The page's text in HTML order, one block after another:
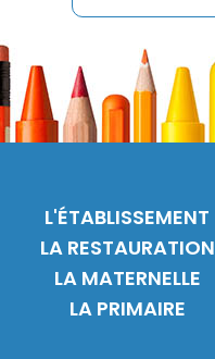
L'ÉTABLISSEMENT
LA RESTAURATION
LA MATERNELLE
LA PRIMAIRE